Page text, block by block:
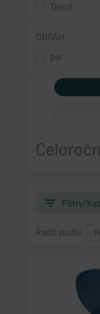
Textil
OBSAH
pár
filter_list Filtry/
Řadit podle